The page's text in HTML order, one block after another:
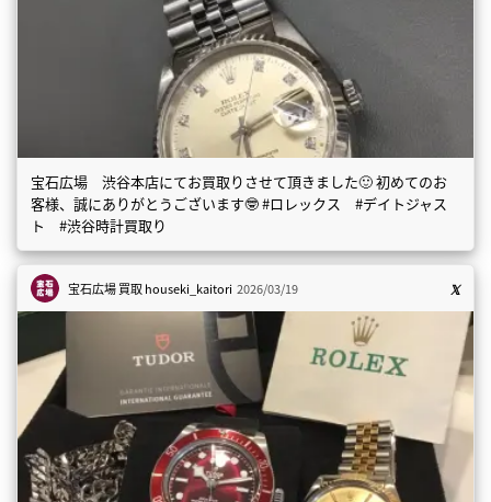
宝石広場 渋谷本店にてお買取りさせて頂きました🙂 初めてのお
客様、誠にありがとうございます🤓 #ロレックス #デイトジャス
ト #渋谷時計買取り
宝石広場 買取houseki_kaitori 2026/03/19